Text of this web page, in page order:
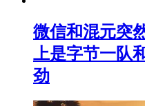
微信和混元突
上是字节一队
劲